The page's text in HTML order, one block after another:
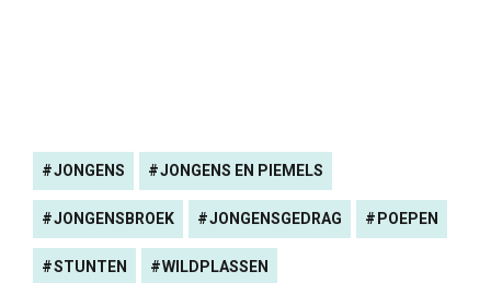
JONGENS JONGENS EN PIEMELS
JONGENSBROEK JONGENSGEDRAG POEPEN
STUNTEN WILDPLASSEN